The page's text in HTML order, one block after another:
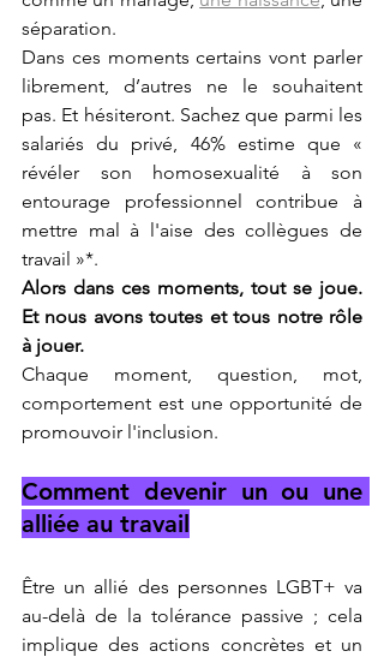
séparation.
Dans ces moments certains vont parler
librement, d’autres ne le souhaitent
pas. Et hésiteront. Sachez que parmi les
salariés du privé, 46% estime que «
révéler son homosexualité à son
entourage professionnel contribue à
mettre mal à l'aise des collègues de
travail »*.
Alors dans ces moments, tout se joue.
Et nous avons toutes et tous notre rôle
à jouer.
Chaque moment, question, mot,
comportement est une opportunité de
promouvoir l'inclusion.
Comment devenir un ou une
alliée au travail
Être un allié des personnes LGBT+ va
au-delà de la tolérance passive ; cela
implique des actions concrètes et un